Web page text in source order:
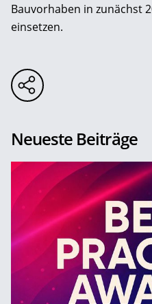
Bauvorhaben in zunächst
einsetzen.
Neueste Beiträge